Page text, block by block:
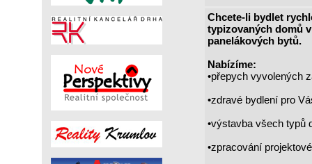
Chcete-li bydlet
typizovaných domů
panelákových bytů.
Nabízíme:
•přepych vyvolených
•zdravé bydlení pro
•výstavba všech typů
•zpracování